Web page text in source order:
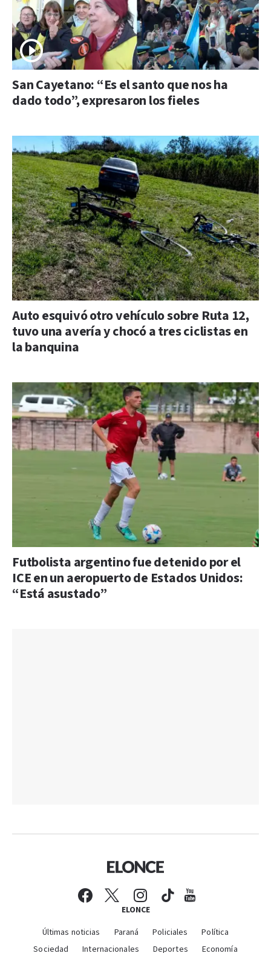
San Cayetano: “Es el santo que nos ha
dado todo”, expresaron los fieles
Auto esquivó otro vehículo sobre Ruta 12,
tuvo una avería y chocó a tres ciclistas en
la banquina
Futbolista argentino fue detenido por el
ICE en un aeropuerto de Estados Unidos:
“Está asustado”
ELONCE
Últimas noticias Paraná Policiales
Política
Sociedad
Internacionales Deportes Economía